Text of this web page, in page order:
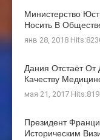
Министерство
Носить В
янв 28, 2018
Дания Отстаёт От
Качеству
мая 21, 2017
Президент
Историческим